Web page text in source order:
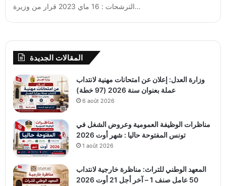
الترشحات : 16 ماي 2023 قرار من وزيرة…
المقالات الجديدة
وزارة العدل: إعلان عن امتحانات مهنية لانتداب
عملة بعنوان سنة 2026 (97 خطة)
6 août 2026
مناظرات الوظيفة العمومية وعروض الشغل في
تونس المفتوحة حاليا : شهر أوت 2026
1 août 2026
المعهد الوطني للتراث: مناظرة خارجية لانتداب
50 عامل صنف 1 – آخر أجل 21 أوت 2026